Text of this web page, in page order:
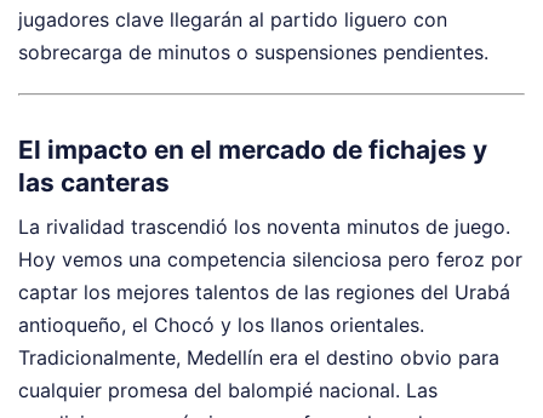
jugadores clave llegarán al partido liguero con
sobrecarga de minutos o suspensiones pendientes.
El impacto en el mercado de fichajes y
las canteras
La rivalidad trascendió los noventa minutos de juego.
Hoy vemos una competencia silenciosa pero feroz por
captar los mejores talentos de las regiones del Urabá
antioqueño, el Chocó y los llanos orientales.
Tradicionalmente, Medellín era el destino obvio para
cualquier promesa del balompié nacional. Las